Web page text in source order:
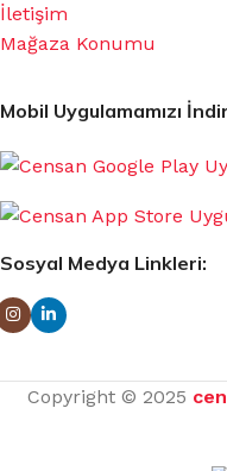
İletişim
Mağaza Konumu
Mobil Uygulamamızı
Sosyal Medya Linkleri:
Copyright © 2025